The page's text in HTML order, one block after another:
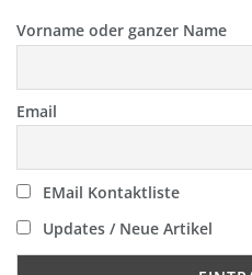
Vorname oder ganzer Name
Email
EMail Kontaktliste
Updates / Neue Artikel